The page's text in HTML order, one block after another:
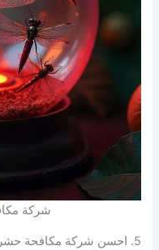
شركة
5. احسن شركة مكافحة حشرات في قنا